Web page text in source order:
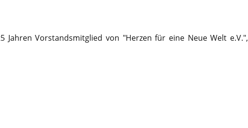
Vorstandsmitglied von "Herzen für eine Neue Welt e.V.",